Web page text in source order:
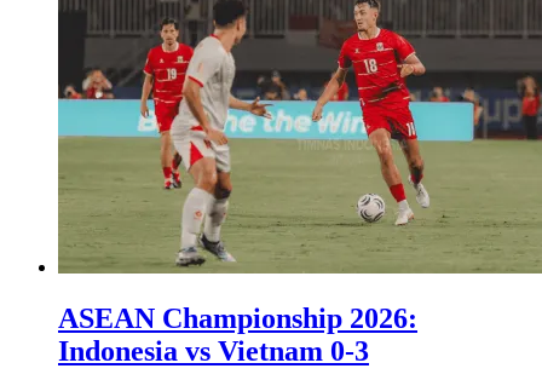
ASEAN Championship 2026:
Indonesia vs Vietnam 0-3